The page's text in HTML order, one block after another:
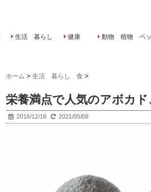
生活 暮らし 健康 動物 植物 ペッ
ホーム > 生活 暮らし 食 >
栄養満点で人気のアボカ
2016/12/16 2021/05/08